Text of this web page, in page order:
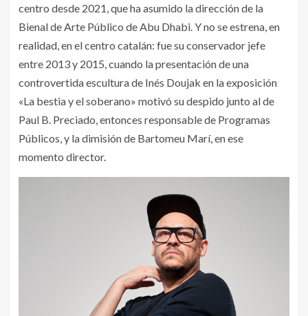
centro desde 2021, que ha asumido la dirección de la
Bienal de Arte Público de Abu Dhabi. Y no se estrena, en
realidad, en el centro catalán: fue su conservador jefe
entre 2013 y 2015, cuando la presentación de una
controvertida escultura de Inés Doujak en la exposición
«La bestia y el soberano» motivó su despido junto al de
Paul B. Preciado, entonces responsable de Programas
Públicos, y la dimisión de Bartomeu Marí, en ese
momento director.